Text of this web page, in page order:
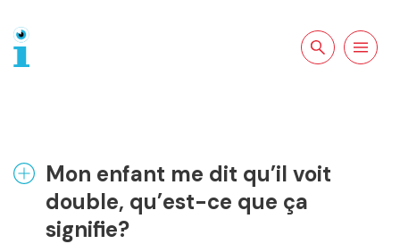
Rechercher sur
Ouvrir la
Mon enfant me dit qu’il voit
double, qu’est-ce que ça
signifie?